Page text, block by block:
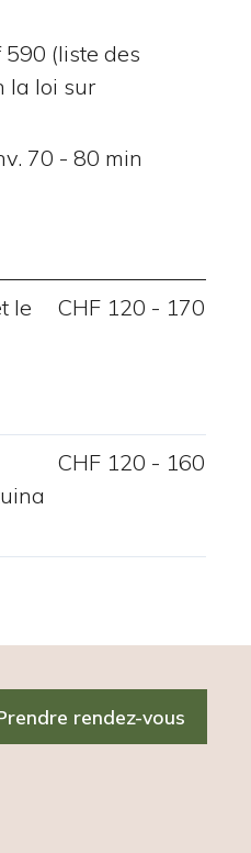
(liste des
la loi sur
70 - 80 min
le
CHF 120 - 170
CHF 120 - 160
rendez-vous